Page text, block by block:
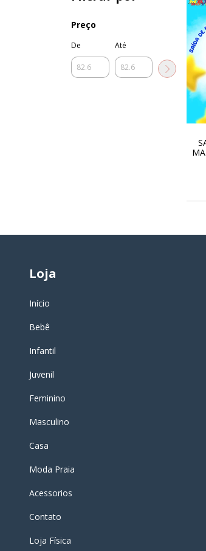
Preço
De Até
Loja
Início
Bebê
Infantil
Juvenil
Feminino
Masculino
Casa
Moda Praia
Acessorios
Contato
Loja Física